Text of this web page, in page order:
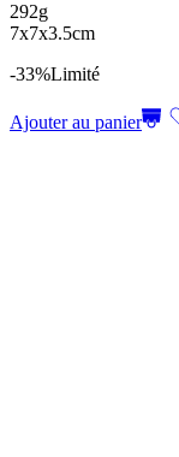
292g
7x7x3.5cm
-33%Limité
Ajouter au panier